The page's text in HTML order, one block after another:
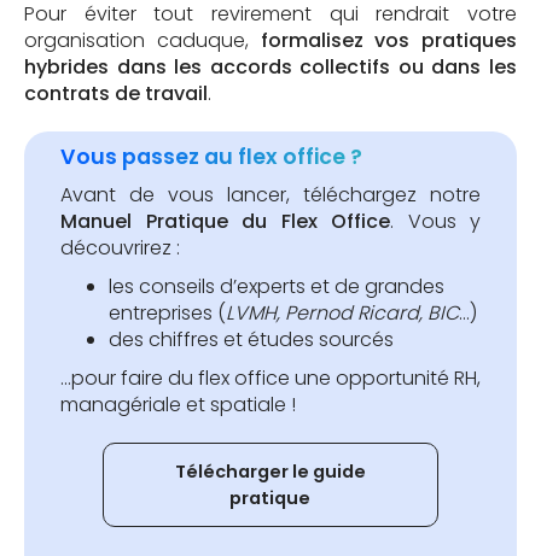
Pour éviter tout revirement qui rendrait votre
organisation caduque, formalisez vos pratiques
hybrides dans les accords collectifs ou dans les
contrats de travail.
Vous passez au flex office ?
Avant de vous lancer, téléchargez notre
Manuel Pratique du Flex Office. Vous y
découvrirez :
les conseils d’experts et de grandes
entreprises (LVMH, Pernod Ricard, BIC…)
des chiffres et études sourcés
...pour faire du flex office une opportunité RH,
managériale et spatiale !
Télécharger le guide
pratique